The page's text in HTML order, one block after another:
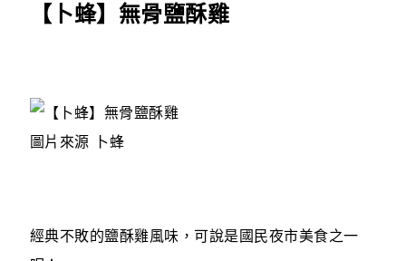
【卜蜂】無骨鹽酥雞
圖片來源 卜蜂
經典不敗的鹽酥雞風味，可說是國民夜市美食之一